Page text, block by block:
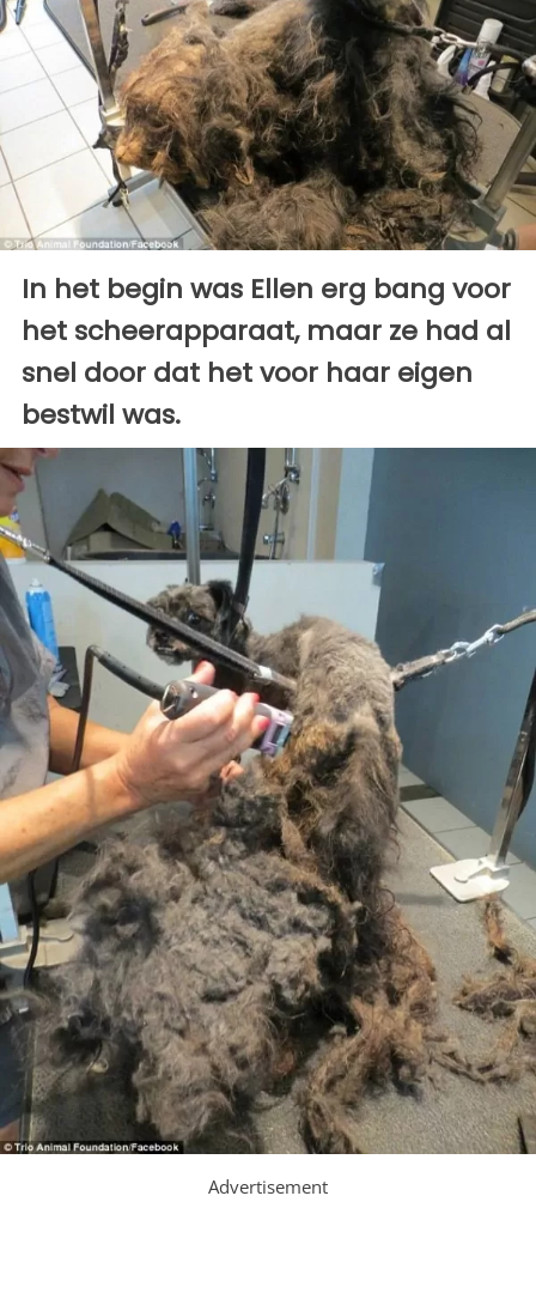
In het begin was Ellen erg bang voor
het scheerapparaat, maar ze had al
snel door dat het voor haar eigen
bestwil was.
Advertisement